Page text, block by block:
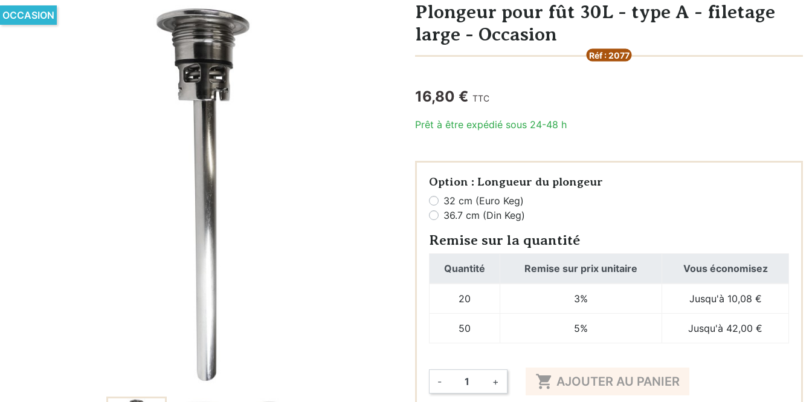
Kits, accessoires
Matériel de rinçage
Petit matériel de
nettoyage
Produits de nettoyage
Têtes de lavage
THERMORÉGULATION
Échangeurs de
température
OCCASION
Plongeur pour fût 30L - type A - filetage
large - Occasion
Réf : 2077
16,80 € TTC
Prêt à être expédié sous 24-48 h
Option : Longueur du plongeur
32 cm (Euro Keg)
36.7 cm (Din Keg)
Remise sur la quantité
Quantité Remise sur prix unitaire Vous économisez
20 3% Jusqu'à 10,08 €
50 5% Jusqu'à 42,00 €
Quantité
- +  AJOUTER AU PANIER